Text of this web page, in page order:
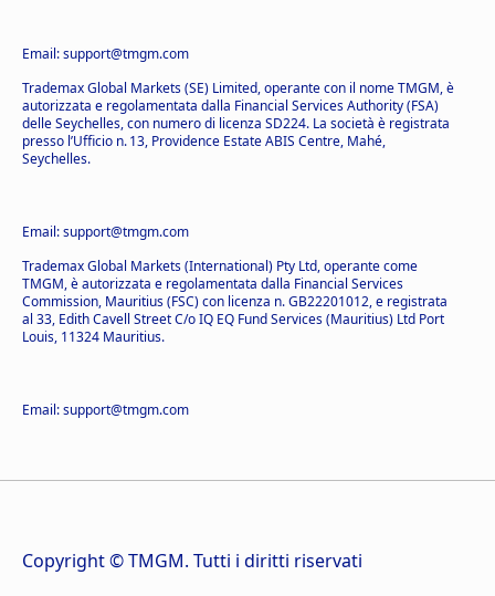
Email: support@tmgm.com
Trademax Global Markets (SE) Limited, operante con il nome TMGM, è
autorizzata e regolamentata dalla Financial Services Authority (FSA)
delle Seychelles, con numero di licenza SD224. La società è registrata
presso l’Ufficio n. 13, Providence Estate ABIS Centre, Mahé,
Seychelles.
Email: support@tmgm.com
Trademax Global Markets (International) Pty Ltd, operante come
TMGM, è autorizzata e regolamentata dalla Financial Services
Commission, Mauritius (FSC) con licenza n. GB22201012, e registrata
al 33, Edith Cavell Street C/o IQ EQ Fund Services (Mauritius) Ltd Port
Louis, 11324 Mauritius.
Email: support@tmgm.com
Copyright © TMGM. Tutti i diritti riservati